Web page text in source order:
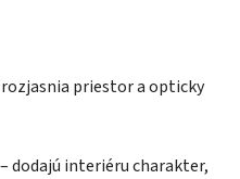
priestor a opticky
– dodajú interiéru charakter,